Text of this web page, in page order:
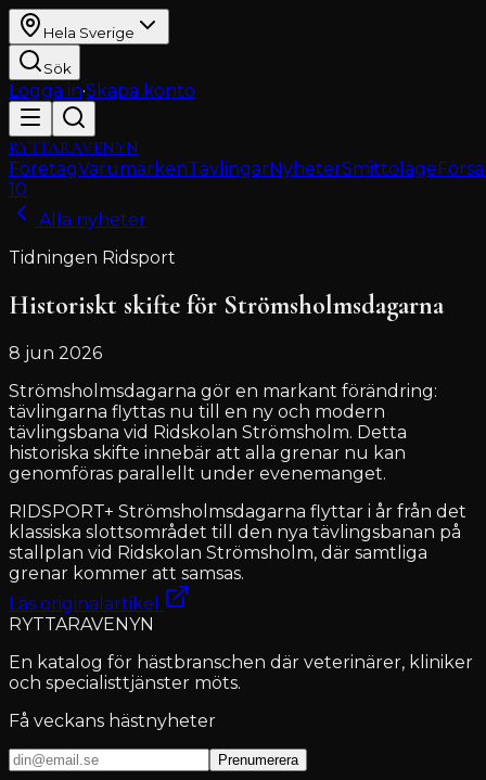
Hela Sverige
Sök
Logga in·Skapa konto
RYTTARAVENYN
FöretagVarumärkenTävlingarNyheterSmittoläge
10
Alla nyheter
Tidningen Ridsport
Historiskt skifte för Strömsholmsdagarna
8 jun 2026
Strömsholmsdagarna gör en markant förändring:
tävlingarna flyttas nu till en ny och modern
tävlingsbana vid Ridskolan Strömsholm. Detta
historiska skifte innebär att alla grenar nu kan
genomföras parallellt under evenemanget.
RIDSPORT+ Strömsholmsdagarna flyttar i år från det
klassiska slottsområdet till den nya tävlingsbanan på
stallplan vid Ridskolan Strömsholm, där samtliga
grenar kommer att samsas.
Läs originalartikel
RYTTARAVENYN
En katalog för hästbranschen där veterinärer, kliniker
och specialisttjänster möts.
Få veckans hästnyheter
Prenumerera